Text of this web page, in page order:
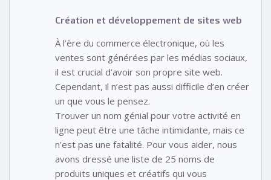
Création et développement de sites web
À l’ère du commerce électronique, où les
ventes sont générées par les médias sociaux,
il est crucial d’avoir son propre site web.
Cependant, il n’est pas aussi difficile d’en créer
un que vous le pensez.
Trouver un nom génial pour votre activité en
ligne peut être une tâche intimidante, mais ce
n’est pas une fatalité. Pour vous aider, nous
avons dressé une liste de 25 noms de
produits uniques et créatifs qui vous